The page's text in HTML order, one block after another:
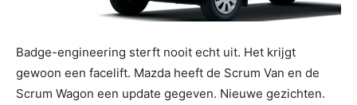
Badge-engineering sterft nooit echt uit. Het krijgt
gewoon een facelift. Mazda heeft de Scrum Van en de
Scrum Wagon een update gegeven. Nieuwe gezichten.